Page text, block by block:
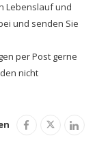
Lebenslauf und
und senden Sie
per Post gerne
nicht